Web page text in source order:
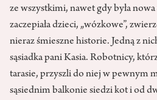
ze wszystkimi, nawet gdy była
zaczepiała dzieci, „wózkowe”,
nieraz śmieszne historie. Jedną z
sąsiadka pani Kasia. Robotnicy,
tarasie, przyszli do niej w pewnym
sąsiednim balkonie siedzi kot i od